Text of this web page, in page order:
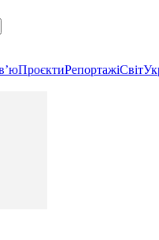
ПроєктиРепортажіСвіт